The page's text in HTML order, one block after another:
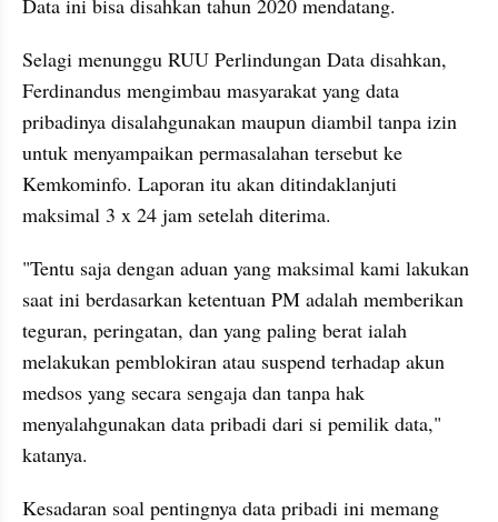
Data ini bisa disahkan tahun 2020 mendatang.
Selagi menunggu RUU Perlindungan Data disahkan,
Ferdinandus mengimbau masyarakat yang data
pribadinya disalahgunakan maupun diambil tanpa izin
untuk menyampaikan permasalahan tersebut ke
Kemkominfo. Laporan itu akan ditindaklanjuti
maksimal 3 x 24 jam setelah diterima.
"Tentu saja dengan aduan yang maksimal kami lakukan
saat ini berdasarkan ketentuan PM adalah memberikan
teguran, peringatan, dan yang paling berat ialah
melakukan pemblokiran atau suspend terhadap akun
medsos yang secara sengaja dan tanpa hak
menyalahgunakan data pribadi dari si pemilik data,"
katanya.
Kesadaran soal pentingnya data pribadi ini memang